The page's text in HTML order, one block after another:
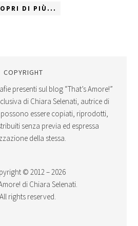
DI PIÙ...
COPYRIGHT
presenti sul blog “That’s Amore!”
di Chiara Selenati, autrice di
essere copiati, riprodotti,
senza previa ed espressa
della stessa.
© 2012 – 2026
di Chiara Selenati.
All rights reserved.